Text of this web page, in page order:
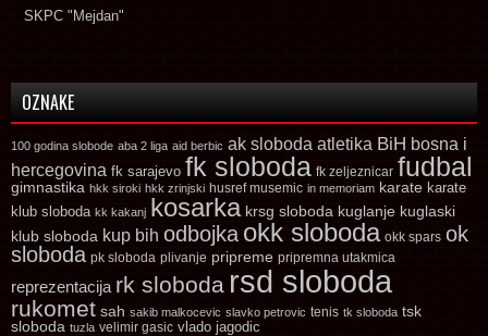
SKPC "Mejdan"
OZNAKE
100 godina slobode aba 2 liga aid berbic ak sloboda atletika BiH bosna i
hercegovina fk sarajevo fk sloboda fk zeljeznicar fudbal
gimnastika hkk siroki hkk zrinjski husref musemic in memoriam karate karate
klub sloboda kk kakanj kosarka krsg sloboda kuglanje kuglaski
klub sloboda kup bih odbojka okk sloboda okk spars ok
sloboda pk sloboda plivanje pripreme pripremna utakmica
reprezentacija rk sloboda rsd sloboda
rukomet sah sakib malkocevic slavko petrovic tenis tk sloboda tsk
sloboda tuzla velimir gasic vlado jagodic